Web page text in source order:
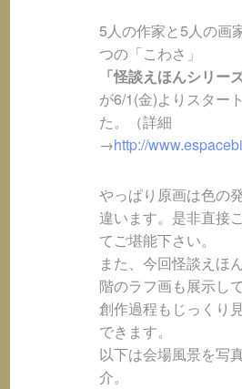
5人の作家と5人の画
つの「こわさ」
「怪談えほんシリー
が6/1(金)よりスター
た。（詳細
→http://
やっぱり原画は色の
違います。是非直接
てご堪能下さい。
また、今回怪談えほ
階のラフ画も展示し
創作過程もじっくり
できます。
以下は会場風景を写
介。